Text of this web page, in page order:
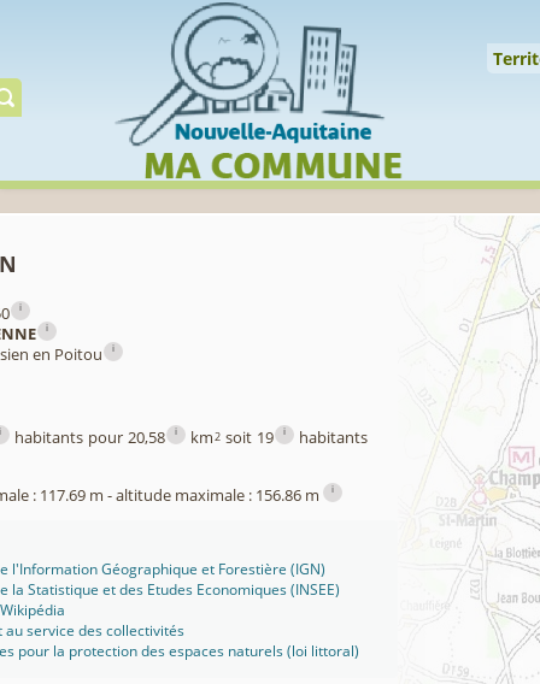
Gérer préserver
i
i
en Poitou i
i habitants pour 20,58 i km2soit 19 i habitants
: 117.69 m - altitude maximale : 156.86 m i
l'Information Géographique et Forestière (IGN)
la Statistique et des Etudes Economiques (INSEE)
au service des collectivités
pour la protection des espaces naturels (loi littoral)
Cookies management panel